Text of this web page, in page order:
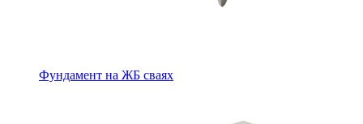
Фундамент на ЖБ сваях